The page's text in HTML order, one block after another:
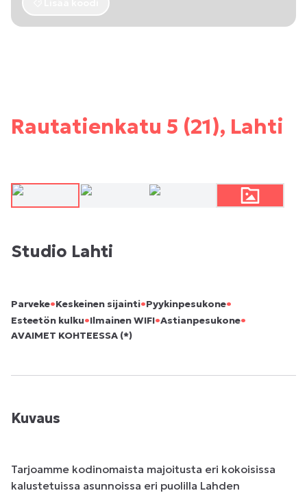
Rautatienkatu 5 (21), Lahti
Studio Lahti
Parveke•Keskeinen sijainti•Pyykinpesukone•
Esteetön kulku•Ilmainen WIFI•Astianpesukone•
AVAIMET KOHTEESSA (*)
Kuvaus
Tarjoamme kodinomaista majoitusta eri kokoisissa
kalustetuissa asunnoissa eri puolilla Lahden